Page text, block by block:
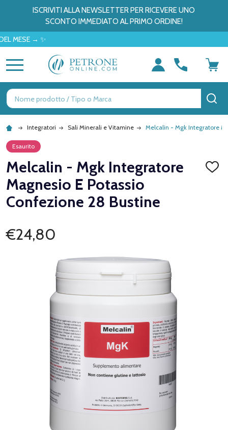
ISCRIVITI ALLA NEWSLETTER PER RICEVERE UNO
SCONTO IMMEDIATO AL PRIMO ORDINE!
→ ✨
Ricerca
Integratori Sali Minerali e Vitamine Melcalin - Mgk Integratore
Esaurito
Melcalin - Mgk Integratore
Magnesio E Potassio
Confezione 28 Bustine
€24,80